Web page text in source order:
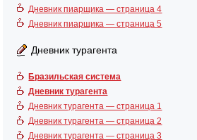
Дневник пиарщика — страница 4
Дневник пиарщика — страница 5
Дневник турагента
Бразильская система
Дневник турагента
Дневник турагента — страница 1
Дневник турагента — страница 2
Дневник турагента — страница 3